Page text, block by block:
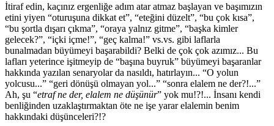
İtiraf edin, kaçınız ergenliğe adım atar atmaz başlayan ve başımızın
etini yiyen “oturuşuna dikkat et”, “eteğini düzelt”, “bu çok kısa”,
“bu şortla dışarı çıkma”, “oraya yalnız gitme”, “başka kimler
gelecek?”, “içki içme!”, “geç kalma!” vs.vs. gibi laflarla
bunalmadan büyümeyi başarabildi? Belki de çok çok azımız... Bu
lafları yeterince işitmeyip de “başına buyruk” büyümeyi başaranlar
hakkında yazılan senaryolar da nasıldı, hatırlayın... “O yolun
yolcusu...” “geri dönüşü olmayan yol...” “sonra elalem ne der?!...”
Ah, şu “etraf ne der, elalem ne düşünür” yok mu!?!... İnsanı kendi
benliğinden uzaklaştırmaktan öte ne işe yarar elalemin benim
hakkındaki düşünceleri?!?